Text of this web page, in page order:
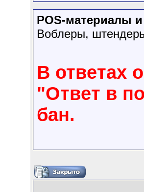
POS-материалы
Воблеры,
В ответах
"Ответ в
бан.